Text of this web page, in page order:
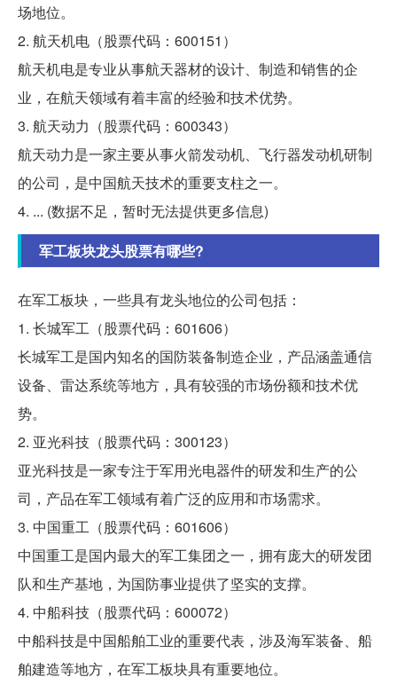
场地位。
2. 航天机电（股票代码：600151）
航天机电是专业从事航天器材的设计、制造和销售的企
业，在航天领域有着丰富的经验和技术优势。
3. 航天动力（股票代码：600343）
航天动力是一家主要从事火箭发动机、飞行器发动机研制
的公司，是中国航天技术的重要支柱之一。
4. ... (数据不足，暂时无法提供更多信息)
军工板块龙头股票有哪些?
在军工板块，一些具有龙头地位的公司包括：
1. 长城军工（股票代码：601606）
长城军工是国内知名的国防装备制造企业，产品涵盖通信
设备、雷达系统等地方，具有较强的市场份额和技术优
势。
2. 亚光科技（股票代码：300123）
亚光科技是一家专注于军用光电器件的研发和生产的公
司，产品在军工领域有着广泛的应用和市场需求。
3. 中国重工（股票代码：601606）
中国重工是国内最大的军工集团之一，拥有庞大的研发团
队和生产基地，为国防事业提供了坚实的支撑。
4. 中船科技（股票代码：600072）
中船科技是中国船舶工业的重要代表，涉及海军装备、船
舶建造等地方，在军工板块具有重要地位。